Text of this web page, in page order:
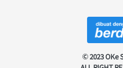
2023 OKe